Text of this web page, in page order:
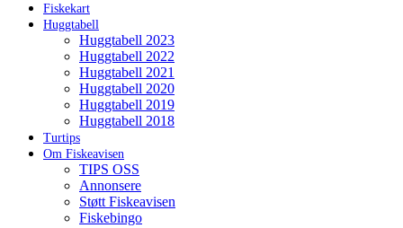
Fiskekart
Huggtabell
Huggtabell 2023
Huggtabell 2022
Huggtabell 2021
Huggtabell 2020
Huggtabell 2019
Huggtabell 2018
Turtips
Om Fiskeavisen
TIPS OSS
Annonsere
Støtt Fiskeavisen
Fiskebingo